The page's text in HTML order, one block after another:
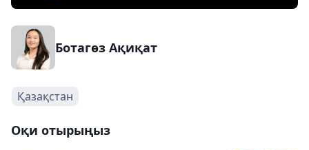
Ботагөз Ақиқат
Қазақстан
Оқи отырыңыз